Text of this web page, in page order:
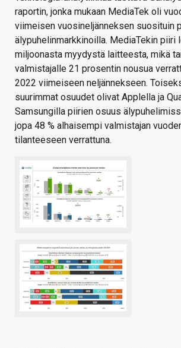
raportin, jonka mukaan MediaTek oli
viimeisen vuosineljänneksen suosituin
älypuhelinmarkkinoilla. MediaTekin piiri
miljoonasta myydystä laitteesta, mikä
valmistajalle 21 prosentin nousua
2022 viimeiseen neljännekseen.
suurimmat osuudet olivat Applella ja
Samsungilla piirien osuus
jopa 48 % alhaisempi valmistajan
tilanteeseen verrattuna.